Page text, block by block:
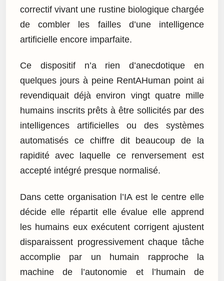
correctif vivant une rustine biologique chargée
de combler les failles d’une intelligence
artificielle encore imparfaite.
Ce dispositif n’a rien d’anecdotique en
quelques jours à peine RentAHuman point ai
revendiquait déjà environ vingt quatre mille
humains inscrits prêts à être sollicités par des
intelligences artificielles ou des systèmes
automatisés ce chiffre dit beaucoup de la
rapidité avec laquelle ce renversement est
accepté intégré presque normalisé.
Dans cette organisation l’IA est le centre elle
décide elle répartit elle évalue elle apprend
les humains eux exécutent corrigent ajustent
disparaissent progressivement chaque tâche
accomplie par un humain rapproche la
machine de l’autonomie et l’humain de